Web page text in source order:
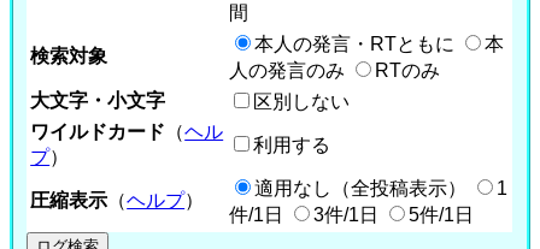
間
検索対象
本人の発言・RTともに
本
人の発言のみ
RTのみ
大文字・小文字
区別しない
ワイルドカード （ヘル
プ）
利用する
圧縮表示 （ヘルプ）
適用なし（全投稿表示）
1
件/1日
3件/1日 5件/1日